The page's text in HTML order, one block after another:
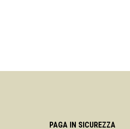
PAGA IN SICUREZZA